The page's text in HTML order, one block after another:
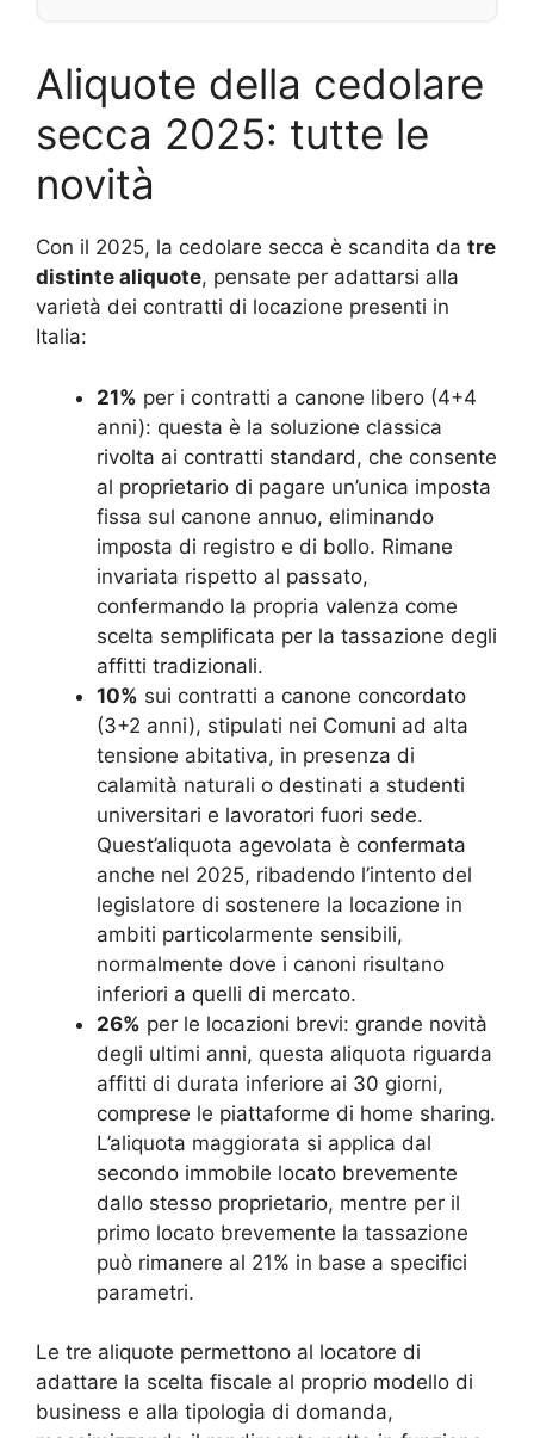
Aliquote della cedolare
secca 2025: tutte le
novità
Con il 2025, la cedolare secca è scandita da tre
distinte aliquote, pensate per adattarsi alla
varietà dei contratti di locazione presenti in
Italia:
21% per i contratti a canone libero (4+4
anni): questa è la soluzione classica
rivolta ai contratti standard, che consente
al proprietario di pagare un’unica imposta
fissa sul canone annuo, eliminando
imposta di registro e di bollo. Rimane
invariata rispetto al passato,
confermando la propria valenza come
scelta semplificata per la tassazione degli
affitti tradizionali.
10% sui contratti a canone concordato
(3+2 anni), stipulati nei Comuni ad alta
tensione abitativa, in presenza di
calamità naturali o destinati a studenti
universitari e lavoratori fuori sede.
Quest’aliquota agevolata è confermata
anche nel 2025, ribadendo l’intento del
legislatore di sostenere la locazione in
ambiti particolarmente sensibili,
normalmente dove i canoni risultano
inferiori a quelli di mercato.
26% per le locazioni brevi: grande novità
degli ultimi anni, questa aliquota riguarda
affitti di durata inferiore ai 30 giorni,
comprese le piattaforme di home sharing.
L’aliquota maggiorata si applica dal
secondo immobile locato brevemente
dallo stesso proprietario, mentre per il
primo locato brevemente la tassazione
può rimanere al 21% in base a specifici
parametri.
Le tre aliquote permettono al locatore di
adattare la scelta fiscale al proprio modello di
business e alla tipologia di domanda,